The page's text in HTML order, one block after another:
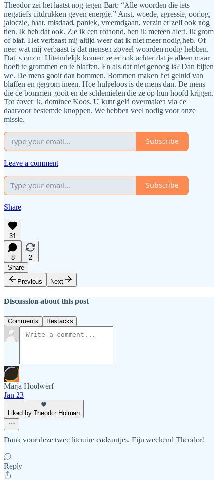
Theodor zei het laatst nog tegen Bart: “Alle woorden die iets
negatiefs uitdrukken geven energie.” Anst, woede, agressie, oorlog,
jaloezie, haat, misdaad, paniek, vreemdgaan, verzin er zelf ook nog
tien. Ik heb dat ook. Zie ik een rothond, ben ik meteen alert. Ik grom
of blaf. Het verbaast mij altijd weer dat ik niet meer nodig heb. Of
nee: wat mij verbaast is dat mensen zoveel woorden nodig hebben.
Dat is onzin. Uiteindelijk komen ze er ook achter dat je alleen maar
hoeft te grommen en te blaffen. En als dat niet genoeg is? Dan bijten
we. De mens gooit dan bommen. Bommen maken het geluid van
blaffen en gegrom ineen. Hoe hulpeloos is de mens dan. De mens
die de bommen gooit en de schlemielen die ze op hun hoofd krijgen.
Tot zover ik, dominee Koos. U kunt geld overmaken via de
daarvoor bestemde knoppen. We hebben veel nodig voor onze
missie.
Subscribe
Leave a comment
Subscribe
Share
31
8
2
Share
Previous
Next
Discussion about this post
Comments Restacks
Marja Hoolwerf
Jan 23
Liked by Theodor Holman
Dank voor deze twee literaire cadeautjes. Fijn weekend Theodor!
Reply